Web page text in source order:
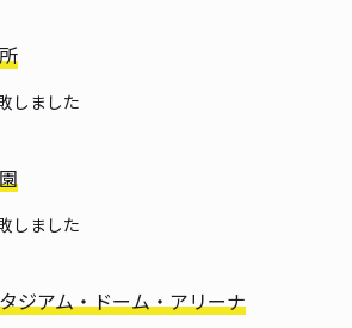
しました
しました
ジアム・ドーム・アリーナ